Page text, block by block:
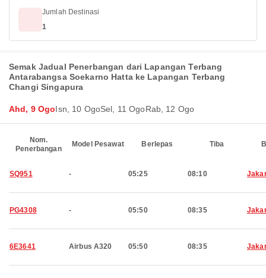
Jumlah Destinasi
1
Semak Jadual Penerbangan dari Lapangan Terbang
Antarabangsa Soekarno Hatta ke Lapangan Terbang
Changi Singapura
Ahd, 9 OgoIsn, 10 OgoSel, 11 OgoRab, 12 Ogo
Nom.
Penerbangan
Model Pesawat Berlepas Tiba
SQ951 - 05:25 08:10
PG4308 - 05:50 08:35
6E3641 Airbus A320 05:50 08:35